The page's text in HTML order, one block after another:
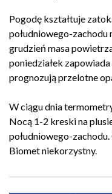
Pogodę kształtuje
południowego-zachodu
grudzień masa
poniedziałek
prognozują przelotne
W ciągu dnia
Nocą 1-2 kreski na
południowego-zachodu.
Biomet niekorzystny.